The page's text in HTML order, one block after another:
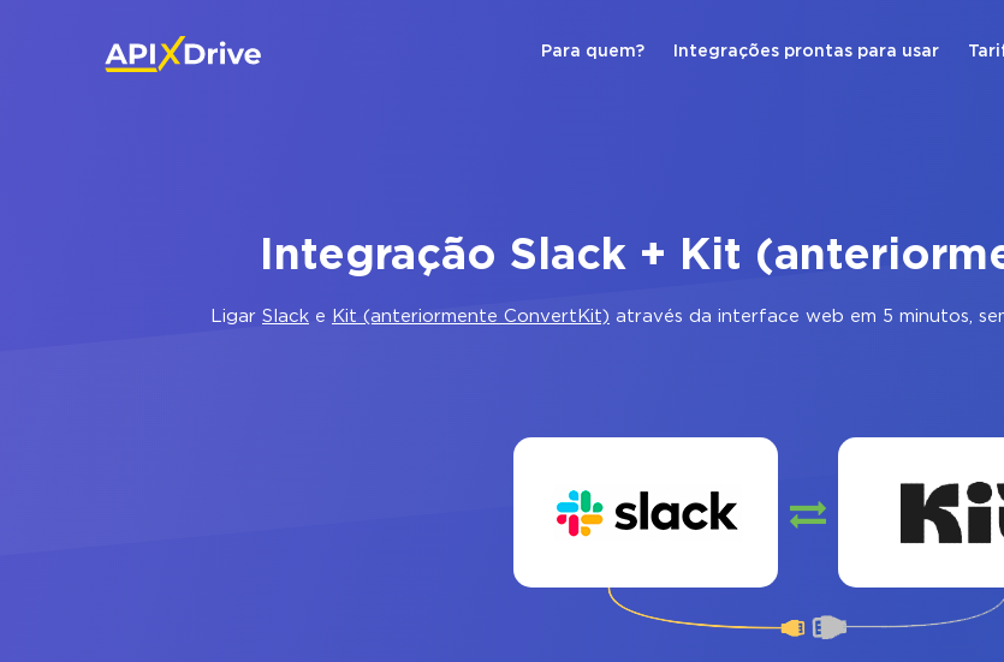
Para quem? Integrações prontas para usar
Integração Slack + Kit
Ligar Slack e Kit (anteriormente ConvertKit) através da interface web em 5 minutos,